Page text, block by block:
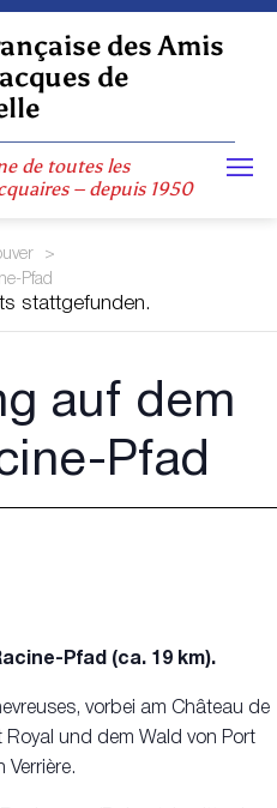
des Amis
de
de toutes les
– depuis 1950
>
Pfad
stattgefunden.
auf dem
Pfad
Pfad (ca. 19 km).
vorbei am Château de
Royal und dem Wald von Port
Verrière.